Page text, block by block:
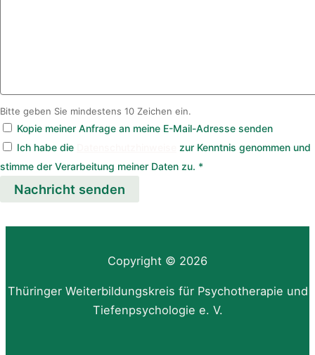
Bitte geben Sie mindestens 10 Zeichen ein.
Kopie meiner Anfrage an meine E-Mail-Adresse senden
Ich habe die
zur Kenntnis genommen und
stimme der Verarbeitung meiner Daten zu. *
Nachricht senden
Copyright © 2026
Thüringer Weiterbildungskreis für Psychotherapie und
Tiefenpsychologie e. V.